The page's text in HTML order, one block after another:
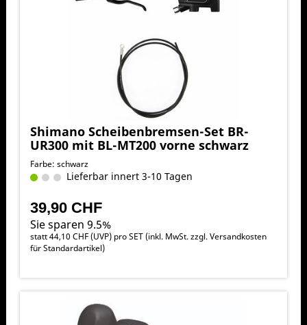
Shimano Scheibenbremsen-Set BR-
UR300 mit BL-MT200 vorne schwarz
Farbe: schwarz
Lieferbar innert 3-10 Tagen
39,90 CHF
Sie sparen 9.5%
statt44,10 CHF(UVP) pro SET (inkl. MwSt. zzgl.Versandkosten
für Standardartikel)